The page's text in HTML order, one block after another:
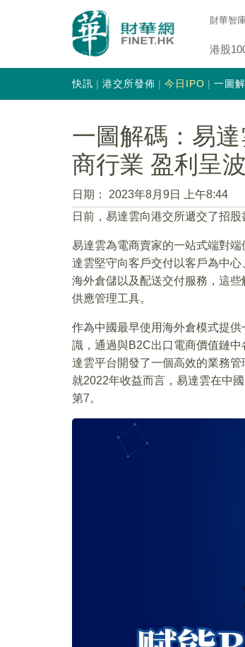
財華智
港股
快訊 港交所發佈 今日IPO 一圖
一圖解碼：易
商行業 盈利呈
日期：
2023年8月9日 上午8:44
日前，易達雲向港交所遞交了招
易達雲為電商賣家的一站式端對
達雲堅守向客戶交付以客戶為中
海外倉儲以及配送交付服務，這
供應管理工具。
作為中國最早使用海外倉模式提
識，通過與B2C出口電商價值鏈
達雲平台開發了一個高效的業務
就2022年收益而言，易達雲在中
第7。